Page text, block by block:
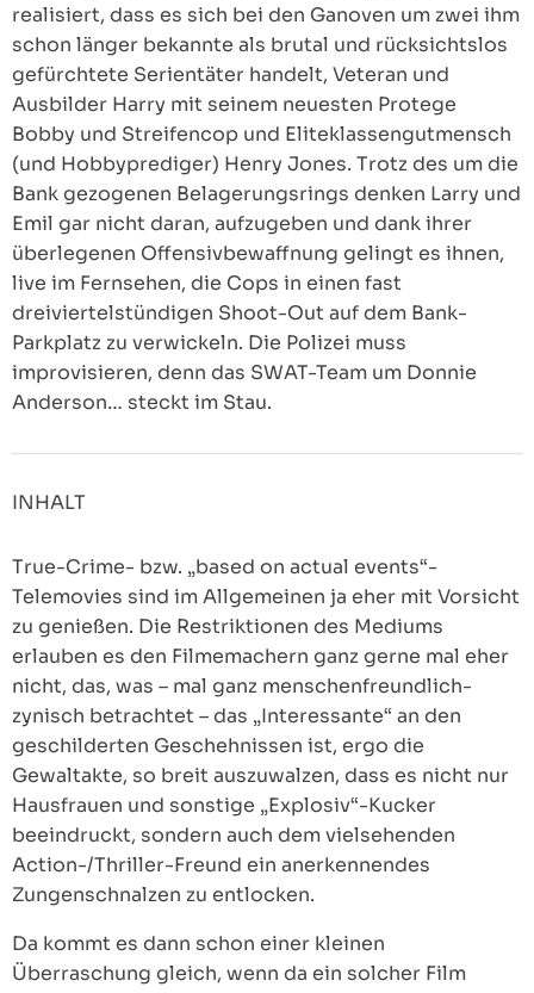
realisiert, dass es sich bei den Ganoven um zwei ihm
schon länger bekannte als brutal und rücksichtslos
gefürchtete Serientäter handelt, Veteran und
Ausbilder Harry mit seinem neuesten Protege
Bobby und Streifencop und Eliteklassengutmensch
(und Hobbyprediger) Henry Jones. Trotz des um die
Bank gezogenen Belagerungsrings denken Larry und
Emil gar nicht daran, aufzugeben und dank ihrer
überlegenen Offensivbewaffnung gelingt es ihnen,
live im Fernsehen, die Cops in einen fast
dreiviertelstündigen Shoot-Out auf dem Bank-
Parkplatz zu verwickeln. Die Polizei muss
improvisieren, denn das SWAT-Team um Donnie
Anderson… steckt im Stau.
INHALT
True-Crime- bzw. „based on actual events“-
Telemovies sind im Allgemeinen ja eher mit Vorsicht
zu genießen. Die Restriktionen des Mediums
erlauben es den Filmemachern ganz gerne mal eher
nicht, das, was – mal ganz menschenfreundlich-
zynisch betrachtet – das „Interessante“ an den
geschilderten Geschehnissen ist, ergo die
Gewaltakte, so breit auszuwalzen, dass es nicht nur
Hausfrauen und sonstige „Explosiv“-Kucker
beeindruckt, sondern auch dem vielsehenden
Action-/Thriller-Freund ein anerkennendes
Zungenschnalzen zu entlocken.
Da kommt es dann schon einer kleinen
Überraschung gleich, wenn da ein solcher Film